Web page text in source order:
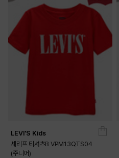
LEVI'S Kids
셰리프 티셔츠B VPM13QTS04
(주니어)